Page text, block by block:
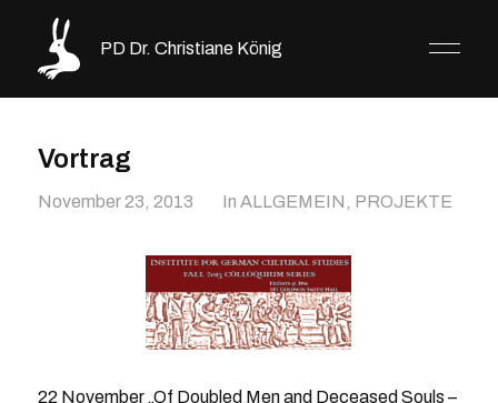
PD Dr. Christiane König
Vortrag
November 23, 2013 In ALLGEMEIN , PROJEKTE
22 November „Of Doubled Men and Deceased Souls –